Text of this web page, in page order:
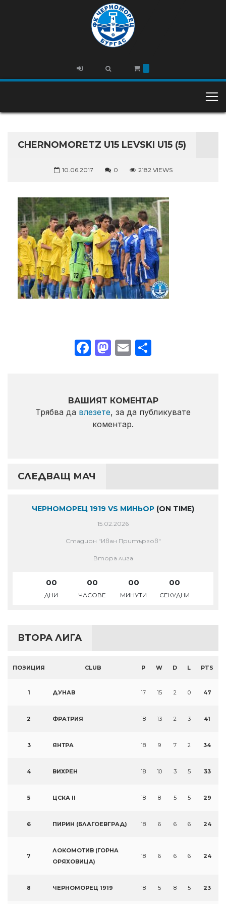
CHERNOMORETZ U15 LEVSKI U15 (5)
10.06.2017 0 2182 VIEWS
Facebook
Mastodon
Email
ВАШИЯТ КОМЕНТАР
Трябва да влезете, за да публикувате
коментар.
СЛЕДВАЩ МАЧ
ЧЕРНОМОРЕЦ 1919 VS МИНЬОР (ON TIME)
15.02.2026
Стадион "Иван Притъргов"
Втора лига
00
ДНИ
00
ЧАСОВЕ
00
МИНУТИ
00
СЕКУДНИ
ВТОРА ЛИГА
ПОЗИЦИЯ CLUB P W D L PTS
1 ДУНАВ 17 15 2 0 47
2 ФРАТРИЯ 18 13 2 3 41
3 ЯНТРА 18 9 7 2 34
4 ВИХРЕН 18 10 3 5 33
5 ЦСКА II 18 8 5 5 29
6 ПИРИН (БЛАГОЕВГРАД) 18 6 6 6 24
7
ЛОКОМОТИВ (ГОРНА
ОРЯХОВИЦА)
18 6 6 6 24
8 ЧЕРНОМОРЕЦ 1919 18 5 8 5 23